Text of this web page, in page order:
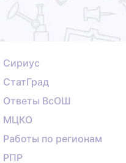
Сириус
СтатГрад
Ответы ВсОШ
МЦКО
Работы по регионам
РПР